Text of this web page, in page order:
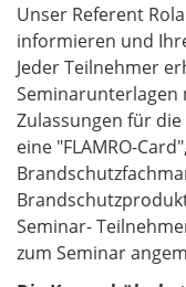
Unser Referent
informieren und
Jeder Teilnehmer
Seminarunterlagen
Zulassungen für
eine "FLAMRO-
Seminar-
zum Seminar